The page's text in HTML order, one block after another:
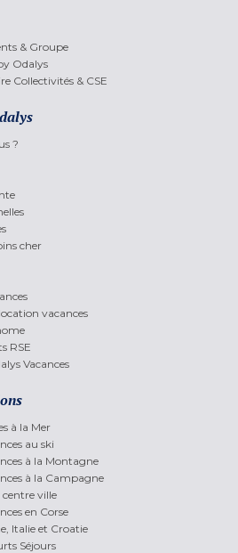
& Groupe
Odalys
Collectivités & CSE
?
cher
vacances
RSE
Vacances
à la Mer
au ski
à la Montagne
à la Campagne
ville
en Corse
Italie et Croatie
Séjours